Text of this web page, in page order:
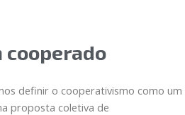
cooperado
definir o cooperativismo como um
proposta coletiva de